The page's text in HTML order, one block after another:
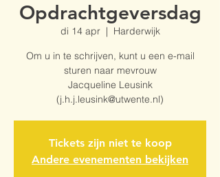
Opdrachtgeversdag
di 14 apr
  |
Harderwijk
Om u in te schrijven, kunt u een e-mail
sturen naar mevrouw
Jacqueline Leusink
(j.h.j.leusink@utwente.nl)
Tickets zijn niet te koop
Andere evenementen bekijken